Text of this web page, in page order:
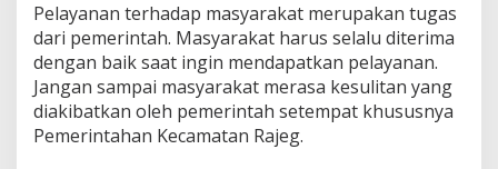
s
i
h
D
p
e
Pelayanan terhadap masyarakat merupakan tugas
dari pemerintah. Masyarakat harus selalu diterima
dengan baik saat ingin mendapatkan pelayanan.
Jangan sampai masyarakat merasa kesulitan yang
diakibatkan oleh pemerintah setempat khususnya
Pemerintahan Kecamatan Rajeg.